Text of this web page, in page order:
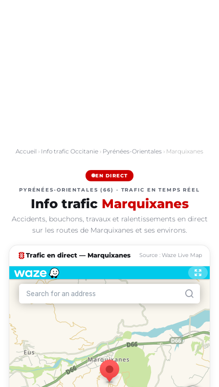
Accueil › Info trafic Occitanie › Pyrénées-Orientales › Marquixanes
EN DIRECT
PYRÉNÉES-ORIENTALES (66) · TRAFIC EN TEMPS RÉEL
Info trafic Marquixanes
Accidents, bouchons, travaux et ralentissements en direct
sur les routes de Marquixanes et ses environs.
traffic Trafic en direct — Marquixanes Source : Waze Live Map